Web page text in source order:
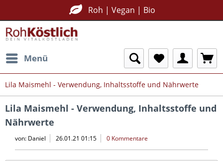
Roh | Vegan | Bio
Nachhaltig Plastikfrei
Menü
Lila Maismehl - Verwendung, Inhaltsstoffe und Nährwerte
Lila Maismehl - Verwendung, Inhaltsstoffe und
Nährwerte
von: Daniel 26.01.21 01:15 0 Kommentare